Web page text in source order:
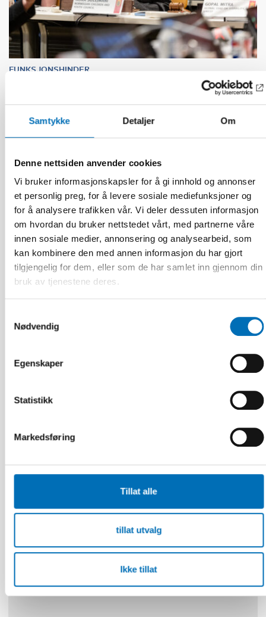
Samtykke Detaljer Om
Denne nettsiden anvender cookies
Vi bruker informasjonskapsler for å gi innhold og annonser
et personlig preg, for å levere sosiale mediefunksjoner og
for å analysere trafikken vår. Vi deler dessuten informasjon
om hvordan du bruker nettstedet vårt, med partnerne våre
innen sosiale medier, annonsering og analysearbeid, som
kan kombinere den med annen informasjon du har gjort
tilgjengelig for dem, eller som de har samlet inn gjennom din
bruk av tjenestene deres.
Nødvendig
Egenskaper
Statistikk
Markedsføring
Tillat alle
tillat utvalg
Ikke tillat
FUNKSJONSHINDER
“Active citizenship is not a privilege; it is a
right”
9 apr 2026
Funksjonshinderspørsmål – Årsrapport 2025
NOV